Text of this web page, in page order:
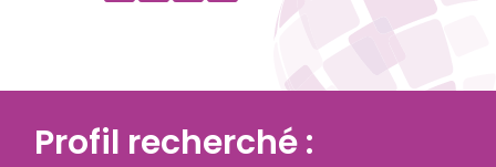
Profil recherché :